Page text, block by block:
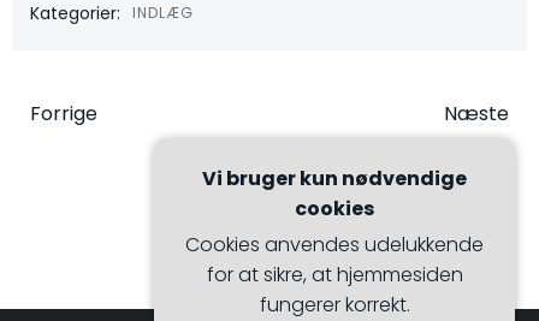
Kategorier: INDLÆG
Indlægsnavigation
Forrige Næste
Vi bruger kun nødvendige
cookies
Cookies anvendes udelukkende
for at sikre, at hjemmesiden
fungerer korrekt.